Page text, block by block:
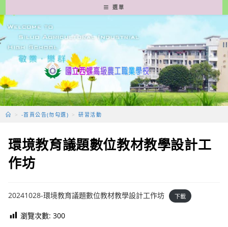
轉
至
要
容
選單
> -首頁公告(勿勾選) > 研習活動
環境教育議題數位教材教學設計工
作坊
20241028-環境教育議題數位教材教學設計工作坊 下載
瀏覽次數: 300